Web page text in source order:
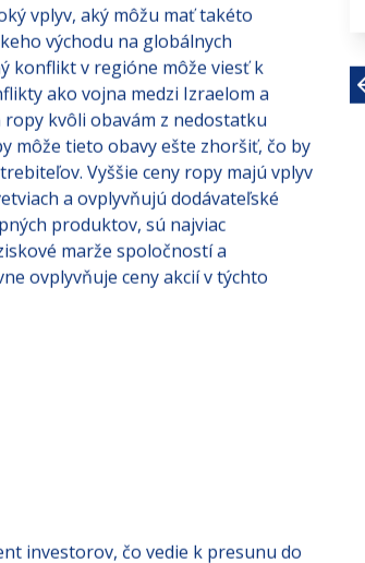
eskalácie medzi Izraelom a
vplyv, aký môžu mať takéto
východu na globálnych
konflikt v regióne môže viesť k
ako vojna medzi Izraelom a
kvôli obavám z nedostatku
môže tieto obavy ešte zhoršiť, čo by
Vyššie ceny ropy majú vplyv
a ovplyvňujú dodávateľské
produktov, sú najviac
marže spoločností a
ovplyvňuje ceny akcií v týchto
Feb 8, 2021 · 3 MIN